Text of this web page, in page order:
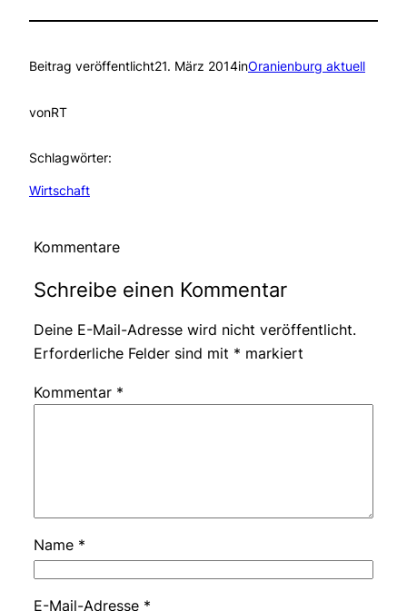
Beitrag veröffentlicht21. März 2014inOranienburg aktuell
vonRT
Schlagwörter:
Wirtschaft
Kommentare
Schreibe einen Kommentar
Deine E-Mail-Adresse wird nicht veröffentlicht.
Erforderliche Felder sind mit * markiert
Kommentar *
Name *
E-Mail-Adresse *